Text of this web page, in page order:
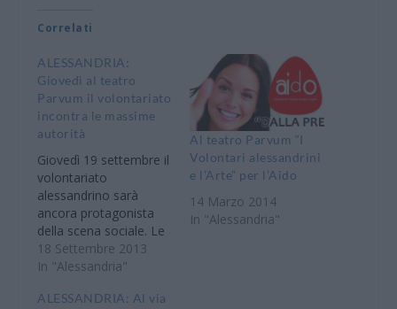
Correlati
ALESSANDRIA:
Giovedì al teatro
Parvum il volontariato
incontra le massime
autorità
Giovedì 19 settembre il
volontariato
alessandrino sarà
ancora protagonista
della scena sociale. Le
Associazioni di
APROVA - Regala un
Coordinamento che
18 Settembre 2013
In "Alessandria"
Al teatro Parvum “I
Volontari alessandrini
e l’Arte” per l’Aido
14 Marzo 2014
In "Alessandria"
ALESSANDRIA: Al via